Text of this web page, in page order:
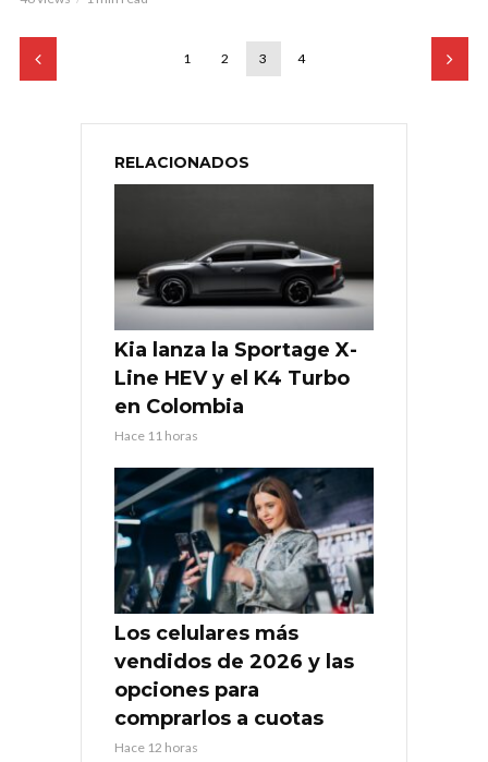
1 2 3 4
RELACIONADOS
Kia lanza la Sportage X-
Line HEV y el K4 Turbo
en Colombia
Hace 11 horas
Los celulares más
vendidos de 2026 y las
opciones para
comprarlos a cuotas
Hace 12 horas